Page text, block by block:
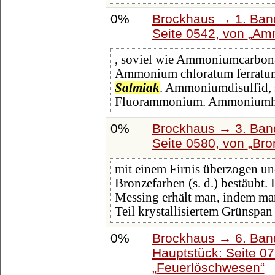
0%
Brockhaus → 1.
Seite 0542, von
, soviel wie
Ammonium chloratum
Salmiak. Ammoniumdisulfid,
Fluorammonium.
0%
Brockhaus → 3.
Seite 0580, von
mit einem Firnis überzogen
Bronzefarben (s. d.)
Messing erhält man, indem
Teil krystallisiertem
0%
Brockhaus → 6.
Hauptstück: Seite
Feuerlöschwesen